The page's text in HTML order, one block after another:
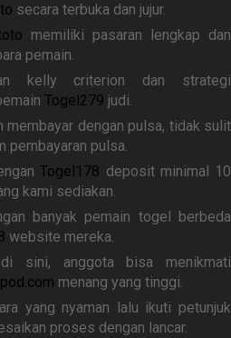
secara terbuka dan jujur.
memiliki pasaran lengkap dan
pemain.
kelly criterion dan strategi
Togel279 judi.
membayar dengan pulsa, tidak sulit
pembayaran pulsa.
Togel178 deposit minimal 10
kami sediakan.
banyak pemain togel berbeda
website mereka.
di sini, anggota bisa menikmati
menang yang tinggi.
yang nyaman lalu ikuti petunjuk
proses dengan lancar.